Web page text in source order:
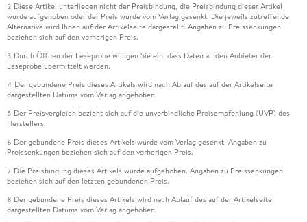
2 Diese Artikel unterliegen nicht der Preisbindung, die Preisbindung dieser Artikel
wurde aufgehoben oder der Preis wurde vom Verlag gesenkt. Die jeweils zutreffende
Alternative wird Ihnen auf der Artikelseite dargestellt. Angaben zu Preissenkungen
beziehen sich auf den vorherigen Preis.
3 Durch Öffnen der Leseprobe willigen Sie ein, dass Daten an den Anbieter der
Leseprobe übermittelt werden.
4 Der gebundene Preis dieses Artikels wird nach Ablauf des auf der Artikelseite
dargestellten Datums vom Verlag angehoben.
5 Der Preisvergleich bezieht sich auf die unverbindliche Preisempfehlung (UVP) des
Herstellers.
6 Der gebundene Preis dieses Artikels wurde vom Verlag gesenkt. Angaben zu
Preissenkungen beziehen sich auf den vorherigen Preis.
7 Die Preisbindung dieses Artikels wurde aufgehoben. Angaben zu Preissenkungen
beziehen sich auf den letzten gebundenen Preis.
8 Der gebundene Preis dieses Artikels wird nach Ablauf des auf der Artikelseite
dargestellten Datums vom Verlag angehoben.